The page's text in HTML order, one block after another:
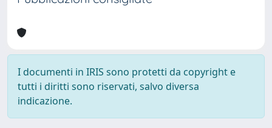
I documenti in IRIS sono protetti da copyright e
tutti i diritti sono riservati, salvo diversa
indicazione.